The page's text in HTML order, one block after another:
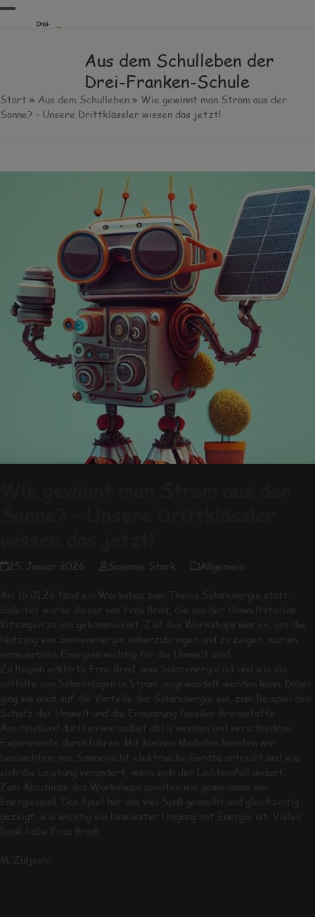
Skip
Open
Close
Aus dem Schulleben der
Drei-Franken-Schule
Start » Aus dem Schulleben » Wie gewinnt man Strom aus der
Sonne? – Unsere Drittklässler wissen das jetzt!
25. Januar 2026 Susanne Stark Allgemein
Am 16.01.26 fand ein Workshop zum Thema Solarenergie statt.
Geleitet wurde dieser von Frau Brod, die von der Umweltstation
Kitzingen zu uns gekommen ist. Ziel des Workshops war es, uns die
Nutzung von Sonnenenergie näherzubringen und zu zeigen, warum
erneuerbare Energien wichtig für die Umwelt sind.
Zu Beginn erklärte Frau Brod, was Solarenergie ist und wie sie
mithilfe von Solaranlagen in Strom umgewandelt werden kann. Dabei
ging sie auch auf die Vorteile der Solarenergie ein, zum Beispiel den
Schutz der Umwelt und die Einsparung fossiler Brennstoffe.
Anschließend durften wir selbst aktiv werden und verschiedene
Experimente durchführen. Mit kleinen Modellen konnten wir
beobachten, wie Sonnenlicht elektrische Geräte antreibt und wie
sich die Leistung verändert, wenn sich der Lichteinfall ändert.
Zum Abschluss des Workshops spielten wir gemeinsam ein
Energiespiel. Das Spiel hat uns viel Spaß gemacht und gleichzeitig
gezeigt, wie wichtig ein bewusster Umgang mit Energie ist. Vielen
Dank liebe Frau Brod!
M. Zuljevic